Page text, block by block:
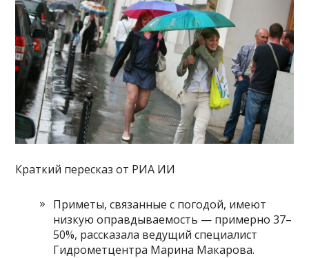
Краткий пересказ от РИА ИИ
Приметы, связанные с погодой, имеют
низкую оправдываемость — примерно 37–
50%, рассказала ведущий специалист
Гидрометцентра Марина Макарова.